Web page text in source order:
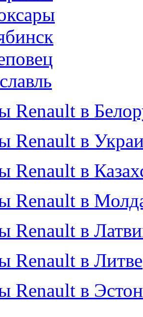
Renault в
Renault в
Renault в
Renault в
Renault в
Renault в Литве
Renault в